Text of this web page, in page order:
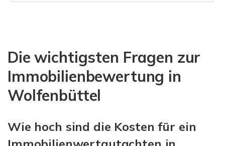
Die wichtigsten Fragen zur
Immobilienbewertung in
Wolfenbüttel
Wie hoch sind die Kosten für ein